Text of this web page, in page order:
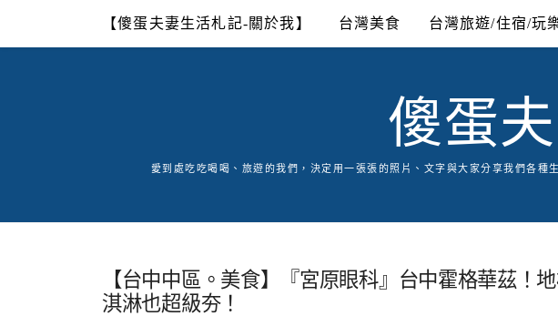
content
【傻蛋夫妻生活札記-關於我】 台灣美食 台灣旅遊/住宿/玩
傻蛋
愛到處吃吃喝喝、旅遊的我們，決定用一張張的照片、文字與大家分享我們各
【台中中區。美食】『宮原眼科』台中霍格華茲！
淇淋也超級夯！